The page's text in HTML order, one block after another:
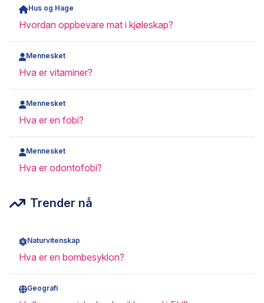
Hus og Hage
Hvordan oppbevare mat i kjøleskap?
Mennesket
Hva er vitaminer?
Mennesket
Hva er en fobi?
Mennesket
Hva er odontofobi?
Trender nå
Naturvitenskap
Hva er en bombesyklon?
Geografi